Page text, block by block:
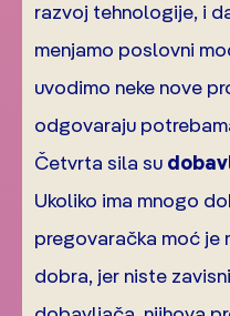
razvoj tehnologije, i
menjamo poslovni
uvodimo neke nove
odgovaraju
Četvrta sila su
Ukoliko ima mnogo
pregovaračka moć je
dobra, jer niste